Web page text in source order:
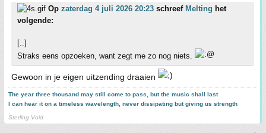
Op zaterdag 4 juli 2026 20:23 schreef Melting het
volgende:
[..]
Straks eens opzoeken, want zegt me zo nog niets.
Gewoon in je eigen uitzending draaien
The year three thousand may still come to pass, but the music shall last
I can hear it on a timeless wavelength, never dissipating but giving us strength
Sterling Void